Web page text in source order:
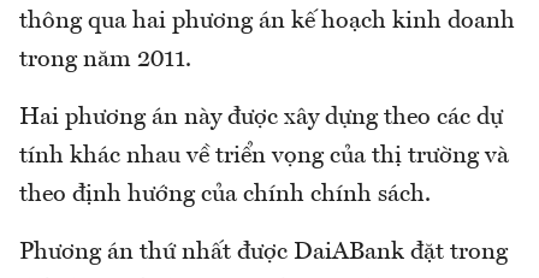
thông qua hai phương án kế hoạch kinh doanh
trong năm 2011.
Hai phương án này được xây dựng theo các dự
tính khác nhau về triển vọng của thị trường và
theo định hướng của chính chính sách.
Phương án thứ nhất được DaiABank đặt trong